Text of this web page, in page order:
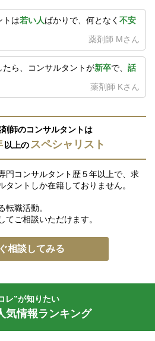
トは若い人ばかりで、何となく 不安
薬剤師 Mさん
たら、コンサルタントが新卒で、 話
薬剤師 Kさん
師のコンサルタントは
以上のスペシャリスト
門コンサルタント歴５年以上で、求
ントしか在籍しておりません。
転職活動。
てご相談いただけます。
相談してみる
レ”が知りたい
気情報ランキング